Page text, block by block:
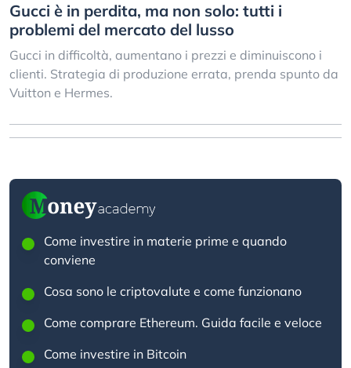
Gucci è in perdita, ma non solo: tutti i
problemi del mercato del lusso
Gucci in difficoltà, aumentano i prezzi e diminuiscono i
clienti. Strategia di produzione errata, prenda spunto da
Vuitton e Hermes.
Come investire in materie prime e quando
conviene
Cosa sono le criptovalute e come funzionano
Come comprare Ethereum. Guida facile e veloce
Come investire in Bitcoin